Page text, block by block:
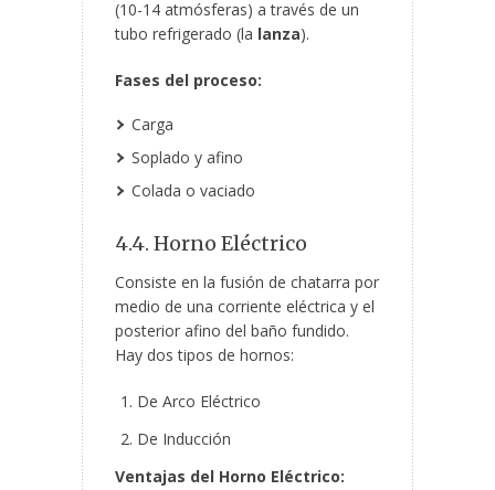
(10-14 atmósferas) a través de un
tubo refrigerado (la lanza).
Fases del proceso:
Carga
Soplado y afino
Colada o vaciado
4.4. Horno Eléctrico
Consiste en la fusión de chatarra por
medio de una corriente eléctrica y el
posterior afino del baño fundido.
Hay dos tipos de hornos:
De Arco Eléctrico
De Inducción
Ventajas del Horno Eléctrico: